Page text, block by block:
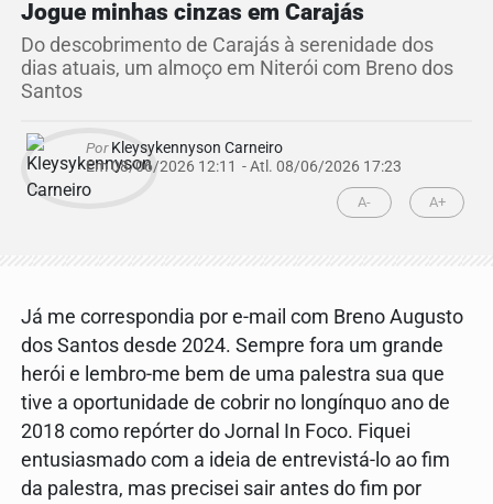
Jogue minhas cinzas em Carajás
Do descobrimento de Carajás à serenidade dos
dias atuais, um almoço em Niterói com Breno dos
Santos
PorKleysykennyson Carneiro
Em 08/06/2026 12:11 - Atl. 08/06/2026 17:23
A- A+
Já me correspondia por e-mail com Breno Augusto
dos Santos desde 2024. Sempre fora um grande
herói e lembro-me bem de uma palestra sua que
tive a oportunidade de cobrir no longínquo ano de
2018 como repórter do Jornal In Foco. Fiquei
entusiasmado com a ideia de entrevistá-lo ao fim
da palestra, mas precisei sair antes do fim por